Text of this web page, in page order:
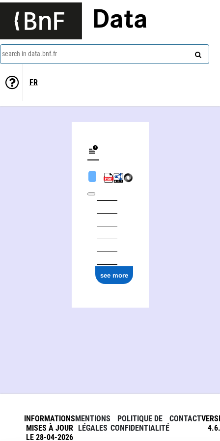
Data
search in data.bnf.fr
FR
see more
INFORMATIONS
MISES À JOUR
LE 28-04-2026
MENTIONS
LÉGALES
POLITIQUE DE
CONFIDENTIALITÉ
CONTACT